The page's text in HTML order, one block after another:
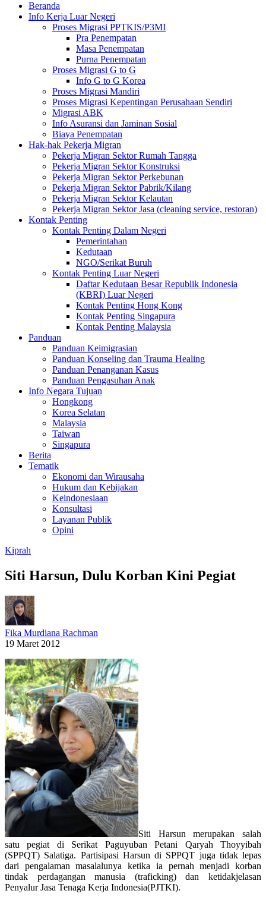
Beranda
Info Kerja Luar Negeri
Proses Migrasi PPTKIS/P3MI
Pra Penempatan
Masa Penempatan
Purna Penempatan
Proses Migrasi G to G
Info G to G Korea
Proses Migrasi Mandiri
Proses Migrasi Kepentingan Perusahaan Sendiri
Migrasi ABK
Info Asuransi dan Jaminan Sosial
Biaya Penempatan
Hak-hak Pekerja Migran
Pekerja Migran Sektor Rumah Tangga
Pekerja Migran Sektor Konstruksi
Pekerja Migran Sektor Perkebunan
Pekerja Migran Sektor Pabrik/Kilang
Pekerja Migran Sektor Kelautan
Pekerja Migran Sektor Jasa (cleaning service, restoran)
Kontak Penting
Kontak Penting Dalam Negeri
Pemerintahan
Kedutaan
NGO/Serikat Buruh
Kontak Penting Luar Negeri
Daftar Kedutaan Besar Republik Indonesia
(KBRI) Luar Negeri
Kontak Penting Hong Kong
Kontak Penting Singapura
Kontak Penting Malaysia
Panduan
Panduan Keimigrasian
Panduan Konseling dan Trauma Healing
Panduan Penanganan Kasus
Panduan Pengasuhan Anak
Info Negara Tujuan
Hongkong
Korea Selatan
Malaysia
Taiwan
Singapura
Berita
Tematik
Ekonomi dan Wirausaha
Hukum dan Kebijakan
Keindonesiaan
Konsultasi
Layanan Publik
Opini
Kiprah
Siti Harsun, Dulu Korban Kini Pegiat
Fika Murdiana Rachman
19 Maret 2012
Siti Harsun merupakan salah
satu pegiat di Serikat Paguyuban Petani Qaryah Thoyyibah
(SPPQT) Salatiga. Partisipasi Harsun di SPPQT juga tidak lepas
dari pengalaman masalalunya ketika ia pernah menjadi korban
tindak perdagangan manusia (traficking) dan ketidakjelasan
Penyalur Jasa Tenaga Kerja Indonesia(PJTKI).